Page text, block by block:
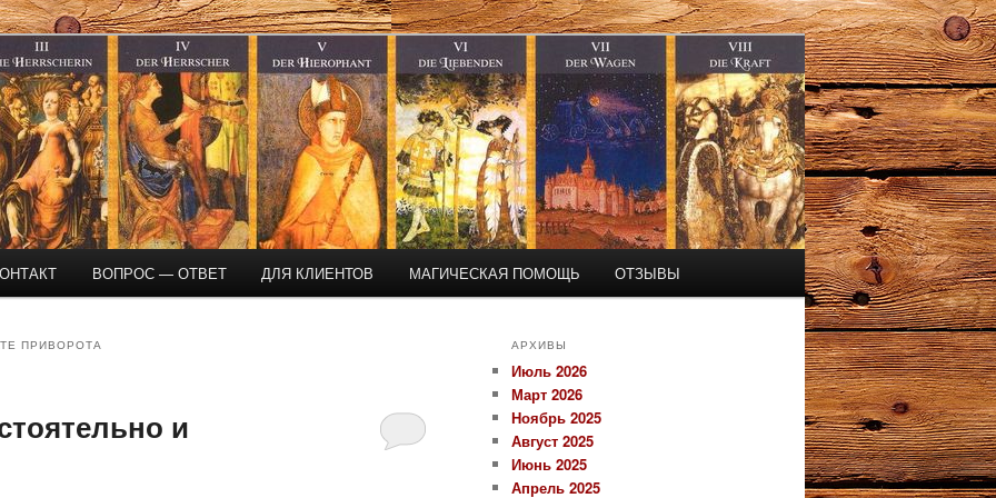
помощь
ВОПРОС — ОТВЕТ ДЛЯ КЛИЕНТОВ МАГИЧЕСКАЯ ПОМОЩЬ ОТЗЫВЫ
ПРИВОРОТА
и
АРХИВЫ
Июль 2026
Март 2026
Ноябрь 2025
Август 2025
Июнь 2025
Апрель 2025